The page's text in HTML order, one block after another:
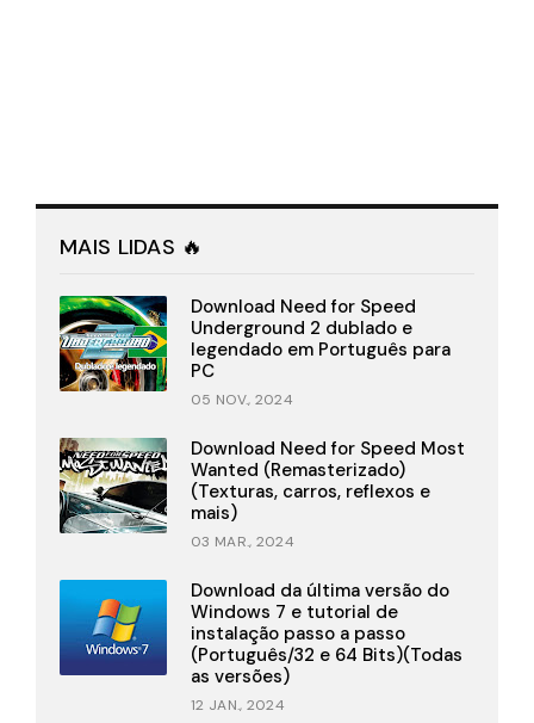
MAIS LIDAS 🔥
Download Need for Speed
Underground 2 dublado e
legendado em Português para
PC
05 NOV., 2024
Download Need for Speed Most
Wanted (Remasterizado)
(Texturas, carros, reflexos e
mais)
03 MAR., 2024
Download da última versão do
Windows 7 e tutorial de
instalação passo a passo
(Português/32 e 64 Bits)(Todas
as versões)
12 JAN., 2024